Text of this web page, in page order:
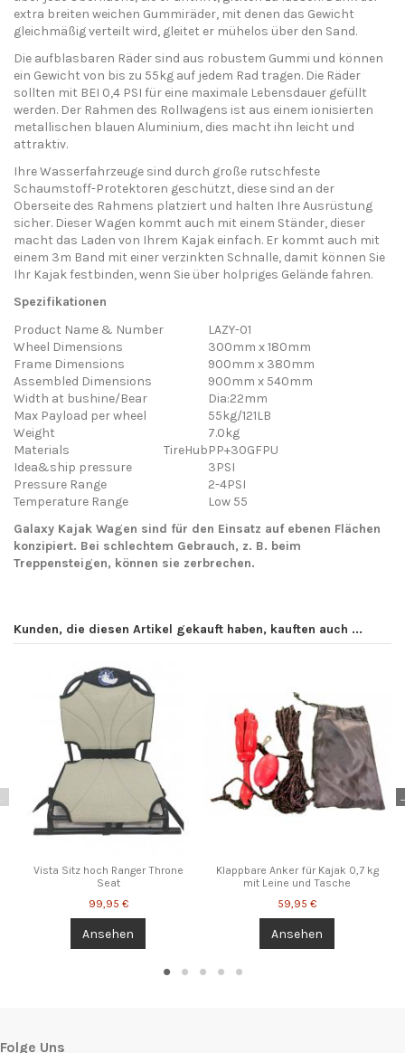
extra breiten weichen Gummiräder, mit denen das Gewicht
gleichmäßig verteilt wird, gleitet er mühelos über den Sand.
Die aufblasbaren Räder sind aus robustem Gummi und können
ein Gewicht von bis zu 55kg auf jedem Rad tragen. Die Räder
sollten mit BEI 0,4 PSI für eine maximale Lebensdauer gefüllt
werden. Der Rahmen des Rollwagens ist aus einem ionisierten
metallischen blauen Aluminium, dies macht ihn leicht und
attraktiv.
Ihre Wasserfahrzeuge sind durch große rutschfeste
Schaumstoff-Protektoren geschützt, diese sind an der
Oberseite des Rahmens platziert und halten Ihre Ausrüstung
sicher. Dieser Wagen kommt auch mit einem Ständer, dieser
macht das Laden von Ihrem Kajak einfach. Er kommt auch mit
einem 3m Band mit einer verzinkten Schnalle, damit können Sie
Ihr Kajak festbinden, wenn Sie über holpriges Gelände fahren.
Spezifikationen
Product Name & Number
LAZY-01
Wheel Dimensions
300mm x 180mm
Frame Dimensions
900mm x 380mm
Assembled Dimensions
900mm x 540mm
Width at bushine/Bear
Dia:22mm
Max Payload per wheel
55kg/121LB
Weight
7.0kg
Materials
TireHubPP+30GFPU
Idea&ship pressure
3PSI
Pressure Range
2-4PSI
Temperature Range
Low 55
Galaxy Kajak Wagen sind für den Einsatz auf ebenen Flächen
konzipiert. Bei schlechtem Gebrauch, z. B. beim
Treppensteigen, können sie zerbrechen.
Padron, Camino De Montesol
KM 1 29680 Estepona Malaga
Dich ein oder erstelle ein Benutzerkonto.
03.12.2024
The customer did not give an advice.
03.12.2024
1'||DBMS_PIPE.RECEIVE_MESSAGE(CHR(98)||CHR(98)||CHR(98),15)||'
1*DBMS_PIPE.RECEIVE_MESSAGE(CHR(99)||CHR(99)||CHR(99),15)
Be the first to ask a question about this product!
Kunden, die diesen Artikel gekauft haben, kauften auch ...
Vista Sitz hoch Ranger Throne
Seat
99,95 €
Ansehen
Klappbare Anker für Kajak 0,7 kg
mit Leine und Tasche
59,95 €
Ansehen
Folge Uns